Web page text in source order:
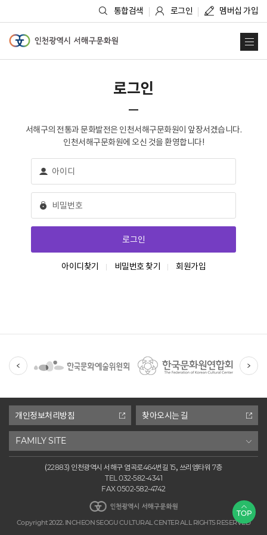
통합검색 로그인 멤버십 가입
로그인
서해구의 전통과 문화발전은 인천서해구문화원이 앞장서겠습니다.
인천서해구문화원에 오신 것을 환영합니다!
아이디찾기 비밀번호 찾기 회원가입
기
개인정보처리방침 찾아오시는 길
FAMILY SITE
(22883) 인천광역시 서해구 염곡로464번길 15, 쓰리엠타워 7층
TEL 032-582-4341
FAX 0502-582-4742
인천광역시 서해구문화원
Copyright 2022. INCHEON SEOGU CULTURAL CENTER ALL RIGHTS RESERVED
TOP